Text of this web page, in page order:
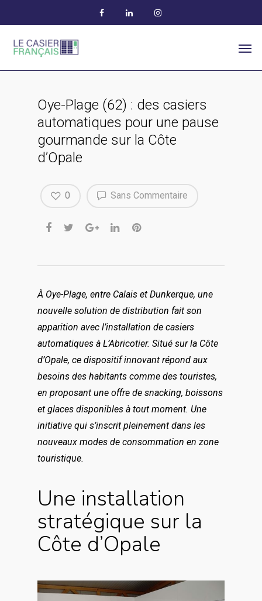
Oye-Plage (62) : des casiers
automatiques pour une pause
gourmande sur la Côte
d’Opale
Sans Commentaire
0
À Oye-Plage, entre Calais et Dunkerque, une
nouvelle solution de distribution fait son
apparition avec l’installation de casiers
automatiques à L’Abricotier. Situé sur la Côte
d’Opale, ce dispositif innovant répond aux
besoins des habitants comme des touristes,
en proposant une offre de snacking, boissons
et glaces disponibles à tout moment. Une
initiative qui s’inscrit pleinement dans les
nouveaux modes de consommation en zone
touristique.
Une installation
stratégique sur la
Côte d’Opale